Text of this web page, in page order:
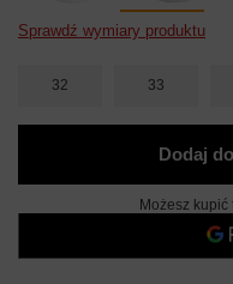
Sprawdź wymiary produktu
32 33
Dodaj
Możesz kupić